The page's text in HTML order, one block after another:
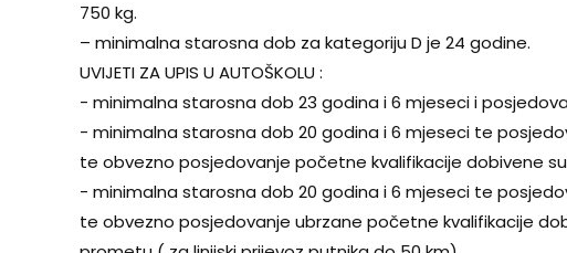
750 kg.
– minimalna starosna dob za kategoriju D je 24 godine.
UVIJETI ZA UPIS U AUTOŠKOLU :
- minimalna starosna dob 23 godina i 6 mjeseci i
- minimalna starosna dob 20 godina i 6 mjeseci te
te obvezno posjedovanje početne kvalifikacije dobivene
- minimalna starosna dob 20 godina i 6 mjeseci te
te obvezno posjedovanje ubrzane početne kvalifikacije